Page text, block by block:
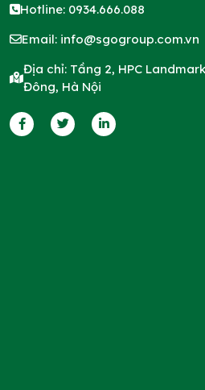
Hotline: 0934.666.088
Email: info@sgogroup.com.vn
Địa chỉ: Tầng 2, HPC
Đông, Hà Nội